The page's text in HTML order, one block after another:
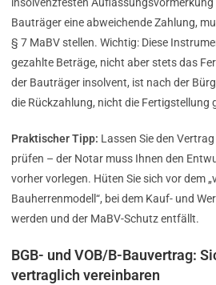
insolvenzfesten
Bauträger eine abweichende Zahlung,
§ 7 MaBV stellen. Wichtig: Diese
gezahlte Beträge, nicht aber stets das
der Bauträger insolvent, ist nach der
die Rückzahlung, nicht die Fertigstellung
Praktischer Tipp: Lassen Sie den
prüfen – der Notar muss Ihnen den
vorher vorlegen. Hüten Sie sich vor dem
Bauherrenmodell“, bei dem Kauf- und
werden und der MaBV-Schutz entfällt.
BGB- und VOB/B-Bauvertrag:
vertraglich vereinbaren